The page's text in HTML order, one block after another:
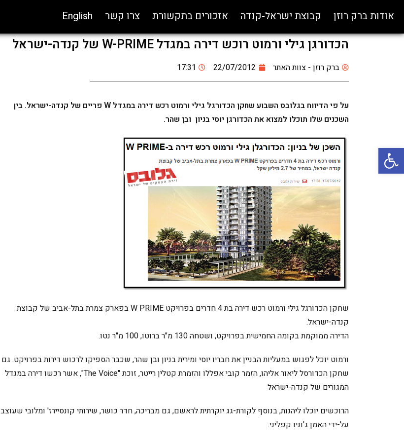
פתח סרגל נגישות
אודות ברק רוזן קבוצת ישראל-קנדה אזכורים בתקשורת צרו קשר English
הכדורגן גילי ורמוט רוכש דירה במגדל W-PRIME של קנדה-ישראל
ברק רוזן - צוות האתר 22/07/2012
17:31
על פי הדיווח בגלובס השבוע שחקן הכדורגל גילי ורמוט רכש דירה במגדל W פריים של קנדה-ישראל. בין
השכנים שלו תוכלו למצוא את הכדורגן יוסי בניון ובן שהר.
שחקן הכדורגל גילי ורמוט רכש דירה בת 4 חדרים בפרויקט W PRIME בפארק צמרת בתל-אביב של קבוצת
קנדה-ישראל.
הדירה ממוקמת בקומה החמישית בפרויקט, ושטחה 130 מ"ר ברוטו, 100 מ"ר נטו.
ורמוט יוכל לפגוש במעליות הבניין את חבריו יוסי ומירית בניון ובן שהר, שכבר הספיקו לרכוש דירות בפרויקט. גם
שחקן הכדורסל ליאור אליהו, הזמר קובי אפללו והזמרת קטלין רייטר, זוכת "The Voice", אשר רכשו דירה במגדל
המגורים של קנדה-ישראל
הרוכשים יוכלו ליהנות, בנוסף לקורת-גג יוקרתית לראשם, גם מבריכה, חדר כושר, שירותי קונסיירז' ומלובי שעוצב
על-ידי האמן ג'וניו קפליני.